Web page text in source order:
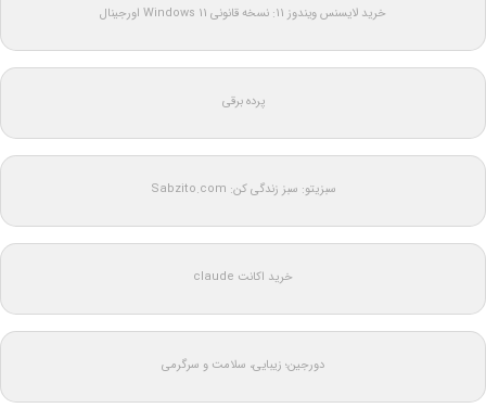
خرید لایسنس ویندوز 11: نسخه قانونی Windows 11 اورجینال
پرده برقی
سبزیتو: سبز زندگی کن: Sabzito.com
خرید اکانت claude
دورجین؛ زیبایی، سلامت و سرگرمی